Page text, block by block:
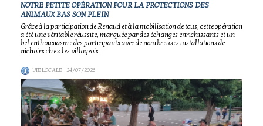
NOTRE PETITE OPÉRATION POUR LA PROTECTIONS DES
ANIMAUX BAS SON PLEIN
Grâce à la participation de Renaud et à la mobilisation de tous, cette opération
a été une véritable réussite, marquée par des échanges enrichissants et un
bel enthousiasme des participants avec de nombreuses installations de
nichoirs chez les villageois..
VIE LOCALE- 24/07/2026